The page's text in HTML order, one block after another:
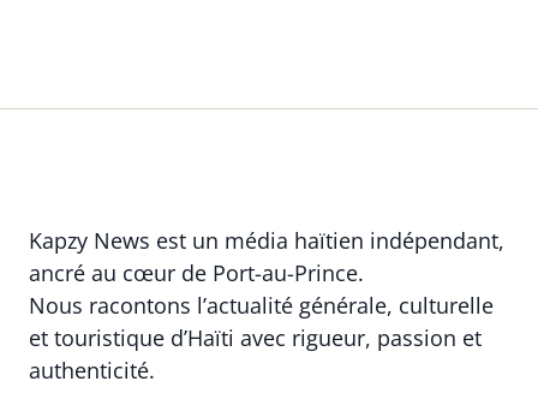
Kapzy News est un média haïtien indépendant,
ancré au cœur de Port-au-Prince.
Nous racontons l’actualité générale, culturelle
et touristique d’Haïti avec rigueur, passion et
authenticité.